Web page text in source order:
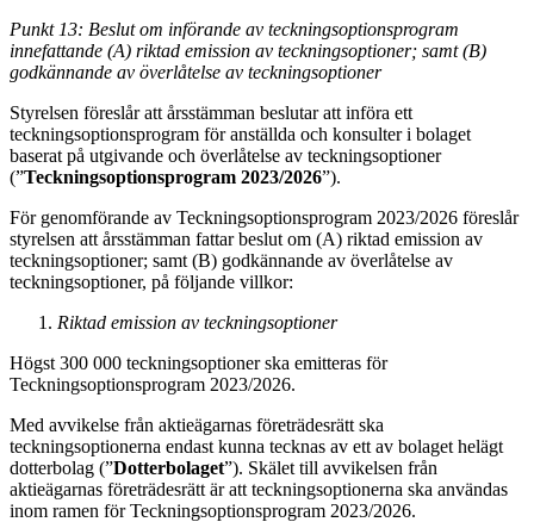
Punkt 13: Beslut om införande av teckningsoptionsprogram
innefattande (A) riktad emission av teckningsoptioner; samt (B)
godkännande av överlåtelse av teckningsoptioner
Styrelsen föreslår att årsstämman beslutar att införa ett
teckningsoptionsprogram för anställda och konsulter i bolaget
baserat på utgivande och överlåtelse av teckningsoptioner
(”Teckningsoptionsprogram 2023/2026”).
För genomförande av Teckningsoptionsprogram 2023/2026 föreslår
styrelsen att årsstämman fattar beslut om (A) riktad emission av
teckningsoptioner; samt (B) godkännande av överlåtelse av
teckningsoptioner, på följande villkor:
Riktad emission av teckningsoptioner
Högst 300 000 teckningsoptioner ska emitteras för
Teckningsoptionsprogram 2023/2026.
Med avvikelse från aktieägarnas företrädesrätt ska
teckningsoptionerna endast kunna tecknas av ett av bolaget helägt
dotterbolag (”Dotterbolaget”). Skälet till avvikelsen från
aktieägarnas företrädesrätt är att teckningsoptionerna ska användas
inom ramen för Teckningsoptionsprogram 2023/2026.